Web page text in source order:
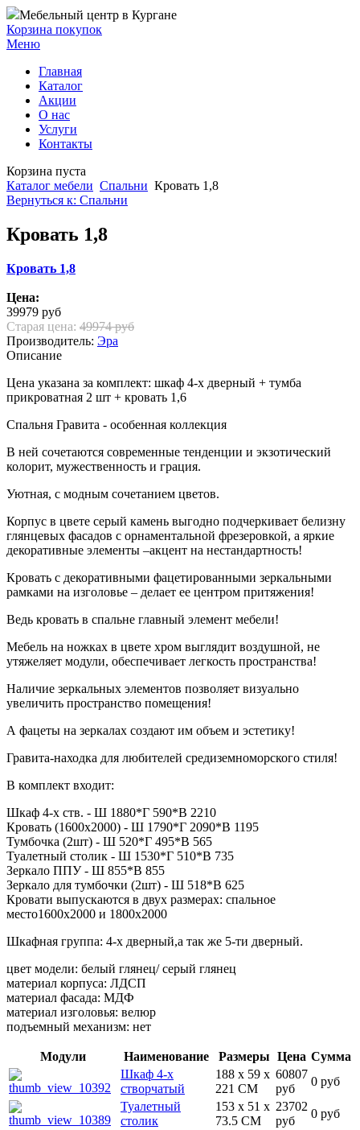
Мебельный центр в Кургане
Корзина покупок
Меню
Главная
Каталог
Акции
О нас
Услуги
Контакты
Корзина пуста
Каталог мебели Спальни Кровать 1,8
Вернуться к: Спальни
Кровать 1,8
Кровать 1,8
Цена:
39979 руб
Старая цена: 49974 руб
Производитель: Эра
Описание
Цена указана за комплект: шкаф 4-х дверный + тумба
прикроватная 2 шт + кровать 1,6
Спальня Гравита - особенная коллекция
В ней сочетаются современные тенденции и экзотический
колорит, мужественность и грация.
Уютная, с модным сочетанием цветов.
Корпус в цвете серый камень выгодно подчеркивает белизну
глянцевых фасадов с орнаментальной фрезеровкой, а яркие
декоративные элементы –акцент на нестандартность!
Кровать с декоративными фацетированными зеркальными
рамками на изголовье – делает ее центром притяжения!
Ведь кровать в спальне главный элемент мебели!
Мебель на ножках в цвете хром выглядит воздушной, не
утяжеляет модули, обеспечивает легкость пространства!
Наличие зеркальных элементов позволяет визуально
увеличить пространство помещения!
А фацеты на зеркалах создают им объем и эстетику!
Гравита-находка для любителей средиземноморского стиля!
В комплект входит:
Шкаф 4-х ств. - Ш 1880*Г 590*В 2210
Кровать (1600х2000) - Ш 1790*Г 2090*В 1195
Тумбочка (2шт) - Ш 520*Г 495*В 565
Туалетный столик - Ш 1530*Г 510*В 735
Зеркало ППУ - Ш 855*В 855
Зеркало для тумбочки (2шт) - Ш 518*В 625
Кровати выпускаются в двух размерах: спальное
место1600х2000 и 1800х2000
Шкафная группа: 4-х дверный,а так же 5-ти дверный.
цвет модели: белый глянец/ серый глянец
материал корпуса: ЛДСП
материал фасада: МДФ
материал изголовья: велюр
подъемный механизм: нет
Модули Наименование Размеры Цена Сумма
Шкаф 4-х
створчатый
188 x 59 x
221 CM
60807
руб
0 руб
Туалетный
столик
153 x 51 x
73.5 CM
23702
руб
0 руб